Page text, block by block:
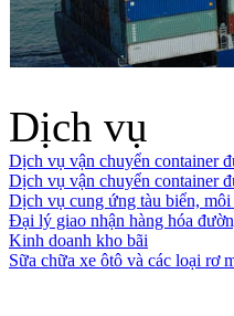
Dịch vụ
Dịch vụ vận chuyển container
Dịch vụ vận chuyển container
Dịch vụ cung ứng tàu biển,
Đại lý giao nhận hàng hóa
Kinh doanh kho bãi
Sữa chữa xe ôtô và các loại rơ